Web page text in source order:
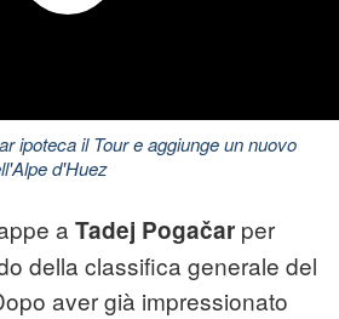
ipoteca il Tour e aggiunge un nuovo
d'Huez
a Tadej Pogačar per
della classifica generale del
aver già impressionato